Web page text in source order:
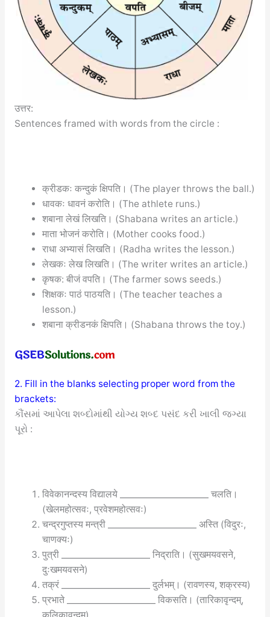
उत्तर:
Sentences framed with words from the circle :
क्रीडकः कन्दुकं क्षिपति। (The player throws the ball.)
धावकः धावनं करोति। (The athlete runs.)
शबाना लेखं लिखति। (Shabana writes an article.)
माता भोजनं करोति। (Mother cooks food.)
राधा अभ्यासं लिखति। (Radha writes the lesson.)
लेखकः लेख लिखति। (The writer writes an article.)
कृषक: बीजं वपति। (The farmer sows seeds.)
शिक्षकः पाठं पाठयति। (The teacher teaches a
lesson.)
शबाना क्रीडनकं क्षिपति। (Shabana throws the toy.)
2. Fill in the blanks selecting proper word from the
brackets:
કૌંસમાં આપેલા શબ્દોમાંથી યોગ્ય શબ્દ પસંદ કરી ખાલી જગ્યા
પૂરો :
विवेकानन्दस्य विद्यालये _____________________ चलति।
(खेलमहोत्सवः, प्रवेशमहोत्सवः)
चन्द्रगुप्तस्य मन्त्री _____________________ अस्ति (विदुरः,
चाणक्यः)
पुत्री _____________________ निद्राति। (सुखमयवसने,
दुःखमयवसने)
तक्रं _____________________ दुर्लभम्। (रावणस्य, शक्रस्य)
प्रभाते _____________________ विकसति। (तारिकावृन्दम्,